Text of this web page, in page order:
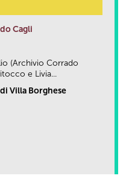
Cagli
(Archivio Corrado
e Livia...
Villa Borghese